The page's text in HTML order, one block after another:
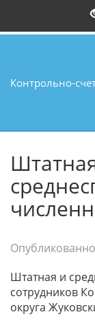
Контрольно-
Опубликованно
Штатная и
сотрудников
округа